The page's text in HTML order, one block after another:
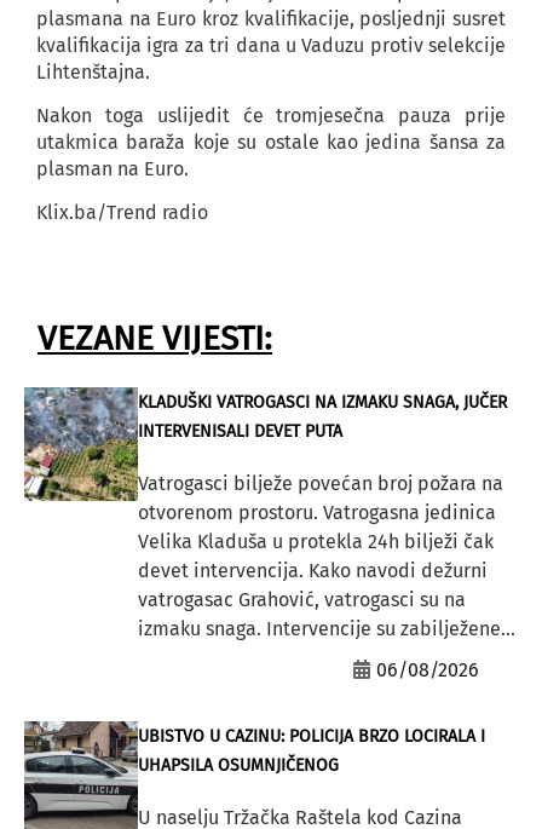
plasmana na Euro kroz kvalifikacije, posljednji susret
kvalifikacija igra za tri dana u Vaduzu protiv selekcije
Lihtenštajna.
Nakon toga uslijedit će tromjesečna pauza prije
utakmica baraža koje su ostale kao jedina šansa za
plasman na Euro.
Klix.ba/Trend radio
VEZANE VIJESTI:
KLADUŠKI VATROGASCI NA IZMAKU SNAGA, JUČER
INTERVENISALI DEVET PUTA
Vatrogasci bilježe povećan broj požara na
otvorenom prostoru. Vatrogasna jedinica
Velika Kladuša u protekla 24h bilježi čak
devet intervencija. Kako navodi dežurni
vatrogasac Grahović, vatrogasci su na
izmaku snaga. Intervencije su zabilježene...
06/08/2026
UBISTVO U CAZINU: POLICIJA BRZO LOCIRALA I
UHAPSILA OSUMNJIČENOG
U naselju Tržačka Raštela kod Cazina